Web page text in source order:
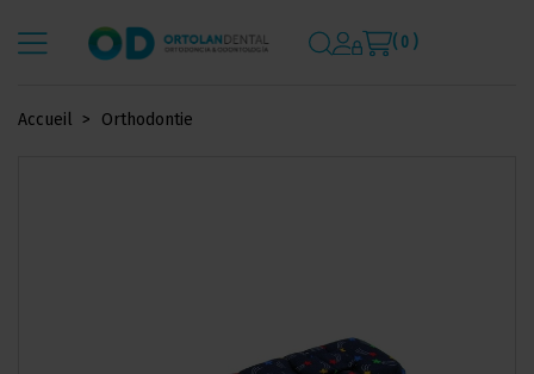
( 0 )
Accueil Orthodontie